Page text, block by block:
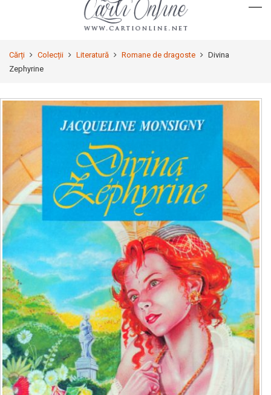
Cărți Colecții Literatură Romane de dragoste
Divina
Zephyrine